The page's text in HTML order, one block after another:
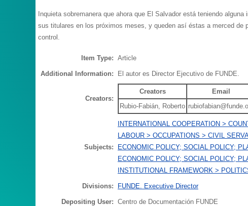
Inquieta sobremanera que ahora que El Salvador está teniendo
sus titulares en los próximos meses, y queden así éstas a merced
control.
Item Type: Article
Additional Information: El autor es Director Ejecutivo de FUNDE.
Creators:
Creators Email
Rubio-Fabián, Roberto
Subjects:
INTERNATIONAL COOPERATION >
LABOUR > OCCUPATIONS > CIVIL
ECONOMIC POLICY; SOCIAL POLICY;
ECONOMIC POLICY; SOCIAL POLICY;
INSTITUTIONAL FRAMEWORK >
Divisions: FUNDE. Executive Director
Depositing User: Centro de Documentación FUNDE